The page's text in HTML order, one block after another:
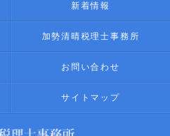
新着情報
加勢清晴税理士事務所
お問い合わせ
サイトマップ